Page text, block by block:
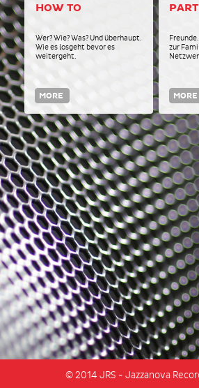
HOW TO
Wer? Wie? Was? Und überhaupt.
Wie es losgeht bevor es
weitergeht.
MORE
zur
MORE
© 2014 JRS - Jazzanova